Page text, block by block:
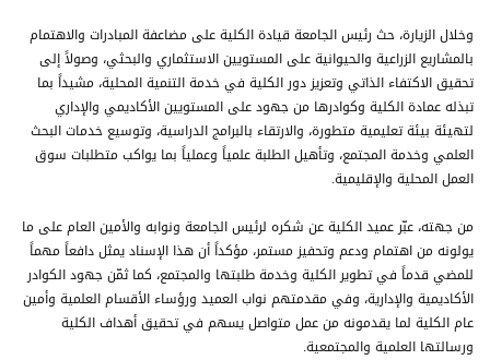
وخلال الزيارة، حث رئيس الجامعة قيادة الكلية على مضاعفة المبادرات والاهتمام
بالمشاريع الزراعية والحيوانية على المستويين الاستثماري والبحثي، وصولاً إلى
تحقيق الاكتفاء الذاتي وتعزيز دور الكلية في خدمة التنمية المحلية، مشيداً بما
تبذله عمادة الكلية وكوادرها من جهود على المستويين الأكاديمي والإداري
لتهيئة بيئة تعليمية متطورة، والارتقاء بالبرامج الدراسية، وتوسيع خدمات البحث
العلمي وخدمة المجتمع، وتأهيل الطلبة علمياً وعملياً بما يواكب متطلبات سوق
العمل المحلية والإقليمية.
من جهته، عبّر عميد الكلية عن شكره لرئيس الجامعة ونوابه والأمين العام على ما
يولونه من اهتمام ودعم وتحفيز مستمر، مؤكداً أن هذا الإسناد يمثل دافعاً مهماً
للمضي قدماً في تطوير الكلية وخدمة طلبتها والمجتمع، كما ثمّن جهود الكوادر
الأكاديمية والإدارية، وفي مقدمتهم نواب العميد ورؤساء الأقسام العلمية وأمين
عام الكلية لما يقدمونه من عمل متواصل يسهم في تحقيق أهداف الكلية
ورسالتها العلمية والمجتمعية.